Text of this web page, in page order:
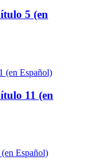
5 (en
11 (en